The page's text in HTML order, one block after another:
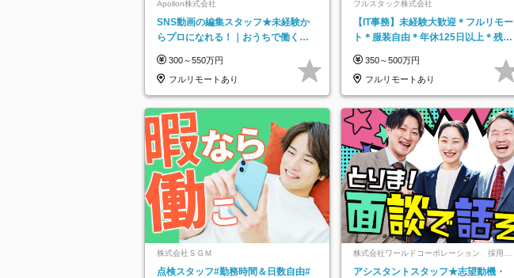
Apollon株式会社
SNS動画の編集スタッフ★未経験か
らプロになれる！｜おうちで働くフ
300～550万円
フルリモートあり
フルスタック株式会社
【IT事務】未経験大歓迎＊フルリモー
ト＊服装自由＊年休125日以上＊残業
350～500万円
フルリモートあり
株式会社ＳＧＭ
点検スタッフ#勤務時間＆日数自由#
株式会社ワールドコーポレーション 採用事
アシスタントスタッフ★志望動機・